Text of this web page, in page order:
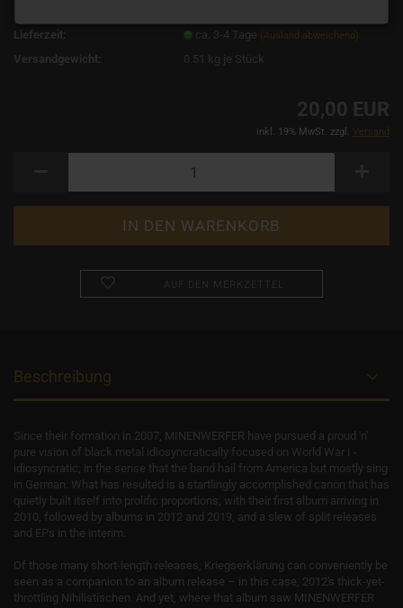
Lieferzeit:
ca. 3-4 Tage (Ausland abweichend)
Versandgewicht: 0.51 kg je Stück
20,00 EUR
inkl. 19% MwSt. zzgl. Versand
Beschreibung
Since their formation in 2007, MINENWERFER have pursued a proud 'n'
pure vision of black metal idiosyncratically focused on World War I -
idiosyncratic, in the sense that the band hail from America but mostly sing
in German. What has resulted is a startlingly accomplished canon that has
quietly built itself into prolific proportions, with their first album arriving in
2010, followed by albums in 2012 and 2019, and a slew of split releases
and EPs in the interim.
Of those many short-length releases, Kriegserklärung can conveniently be
seen as a companion to an album release – in this case, 2012's thick-yet-
throttling Nihilistischen. And yet, where that album saw MINENWERFER